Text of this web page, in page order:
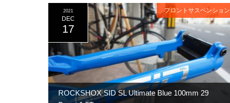
ROCKSHOX SID SL Ultimate Blue 100mm 29
2021
DEC
17
フロントサスペンション